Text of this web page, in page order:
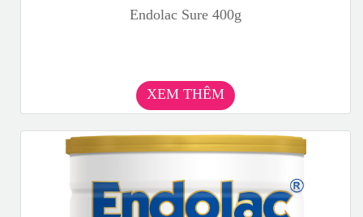
Endolac Sure 400g
XEM THÊM